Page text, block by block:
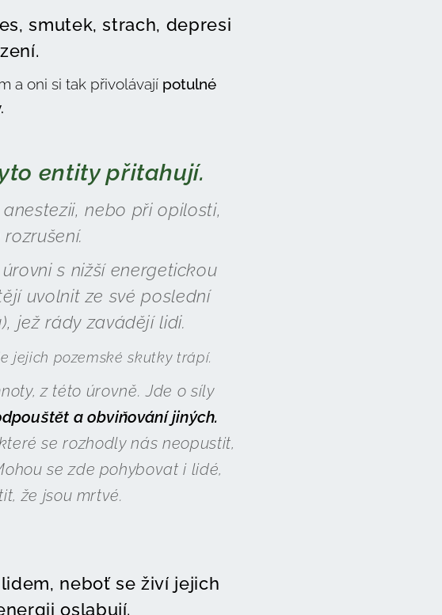
smutek, strach, depresi
a oni si tak přivolávají potulné
entity přitahují.
nebo při opilosti,
s nižší energetickou
uvolnit ze své poslední
jež rády zavádějí lidi.
jejich pozemské skutky trápí.
z této úrovně. Jde o síly
a obviňování jiných.
se rozhodly nás neopustit,
se zde pohybovat i lidé,
že jsou mrtvé.
neboť se živí jejich
oslabují.